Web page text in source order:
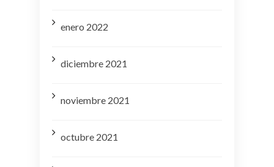
enero 2022
diciembre 2021
noviembre 2021
octubre 2021